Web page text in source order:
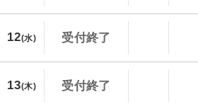
12(水) 受付終了
13(木) 受付終了